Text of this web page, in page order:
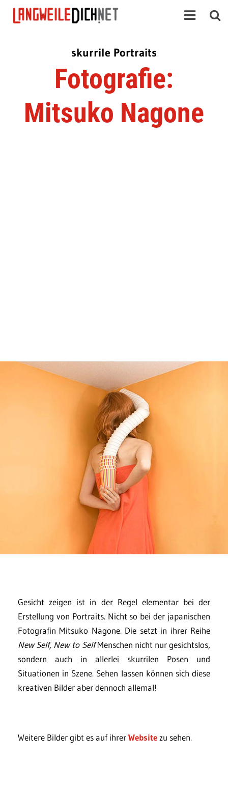
skurrile Portraits
Fotografie:
Mitsuko Nagone
Gesicht zeigen ist in der Regel elementar bei der
Erstellung von Portraits. Nicht so bei der japanischen
Fotografin Mitsuko Nagone. Die setzt in ihrer Reihe
New Self, New to SelfMenschen nicht nur gesichtslos,
sondern auch in allerlei skurrilen Posen und
Situationen in Szene. Sehen lassen können sich diese
kreativen Bilder aber dennoch allemal!
Weitere Bilder gibt es auf ihrerWebsitezu sehen.